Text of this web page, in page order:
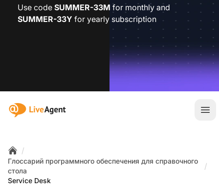
Use code SUMMER-33M for monthly and
SUMMER-33Y for yearly subscription
:site.title
Home
/
Глоссарий программного обеспечения для справочного
стола
/
Service Desk